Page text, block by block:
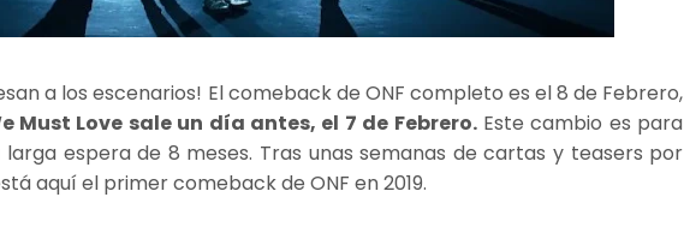
a los escenarios! El comeback de ONF completo es el 8 de Febrero,
Must Love sale un día antes, el 7 de Febrero.Este cambio es para
espera de 8 meses. Tras unas semanas de cartas y teasers por
aquí el primer comeback de ONF en 2019.